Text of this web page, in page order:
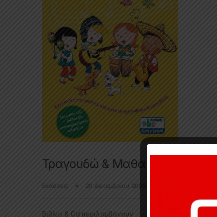
Τραγουδώ & Μαθαίνω Ισπανικά
Εκδόσεις 20 Δεκεμβρίου 2009
Βιβλίο & Cd περιλαμβάνουν: